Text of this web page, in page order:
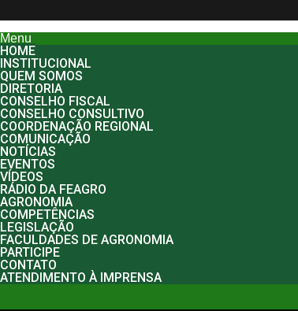
Menu
HOME
INSTITUCIONAL
QUEM SOMOS
DIRETORIA
CONSELHO FISCAL
CONSELHO CONSULTIVO
COORDENAÇÃO REGIONAL
COMUNICAÇÃO
NOTÍCIAS
EVENTOS
VÍDEOS
RÁDIO DA FEAGRO
AGRONOMIA
COMPETÊNCIAS
LEGISLAÇÃO
FACULDADES DE AGRONOMIA
PARTICIPE
CONTATO
ATENDIMENTO À IMPRENSA